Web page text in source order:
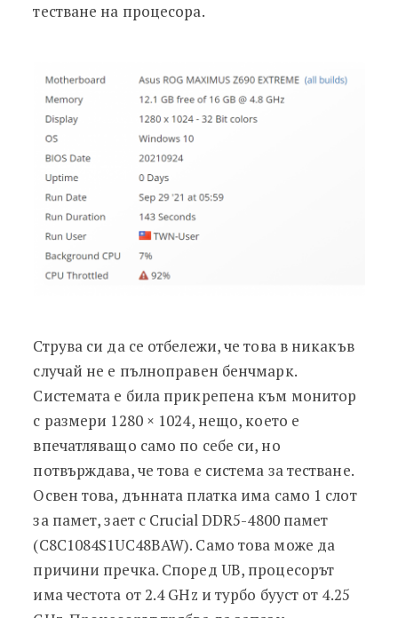
тестване на процесора.
Струва си да се отбележи, че това в никакъв
случай не е пълноправен бенчмарк.
Системата е била прикрепена към монитор
с размери 1280 × 1024, нещо, което е
впечатляващо само по себе си, но
потвърждава, че това е система за тестване.
Освен това, дънната платка има само 1 слот
за памет, зает с Crucial DDR5-4800 памет
(C8C1084S1UC48BAW). Само това може да
причини пречка. Според UB, процесорът
има честота от 2.4 GHz и турбо бууст от 4.25